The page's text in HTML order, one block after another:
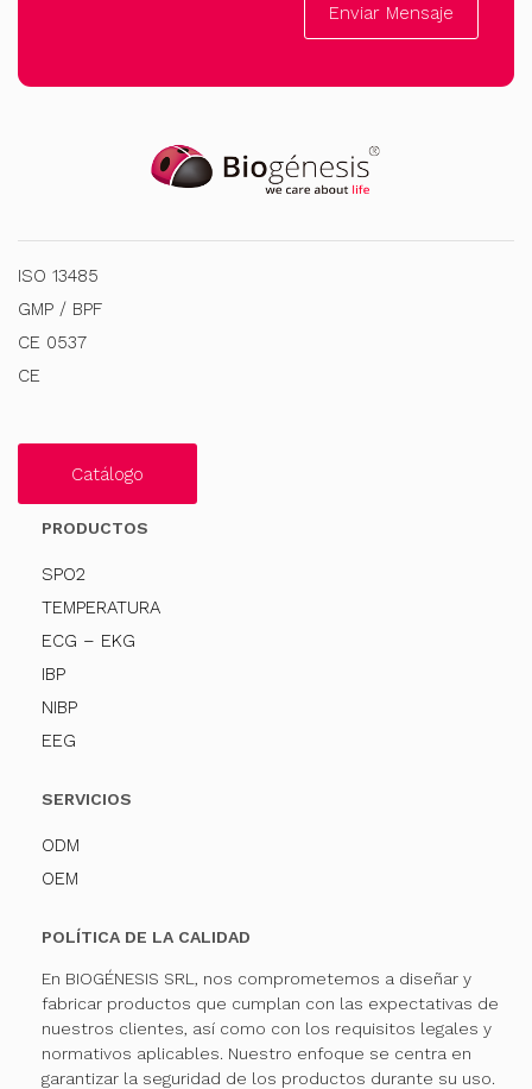
Enviar Mensaje
ISO 13485
GMP / BPF
CE 0537
CE
Catálogo
PRODUCTOS
SPO2
TEMPERATURA
ECG – EKG
IBP
NIBP
EEG
SERVICIOS
ODM
OEM
POLÍTICA DE LA CALIDAD
En BIOGÉNESIS SRL, nos comprometemos a diseñar y
fabricar productos que cumplan con las expectativas de
nuestros clientes, así como con los requisitos legales y
normativos aplicables. Nuestro enfoque se centra en
garantizar la seguridad de los productos durante su uso.